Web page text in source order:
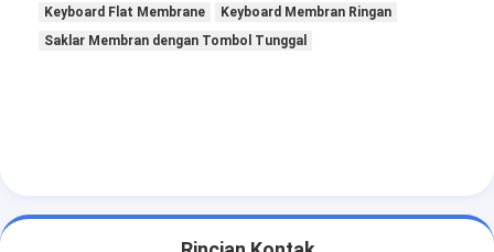
Keyboard Flat Membrane
Keyboard Membran Ringan
Saklar Membran dengan Tombol Tunggal